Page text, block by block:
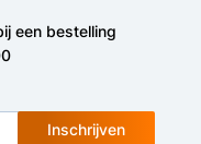
een bestelling
Inschrijven